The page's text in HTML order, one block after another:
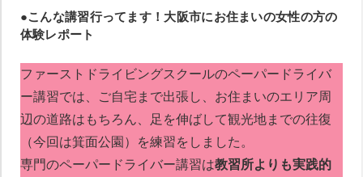
●こんな講習行ってます！大阪市にお住まいの女性の方の
体験レポート
ファーストドライビングスクールのペーパードライバ
ー講習では、ご自宅まで出張し、お住まいのエリア周
辺の道路はもちろん、足を伸ばして観光地までの往復
（今回は箕面公園）を練習をしました。
専門のペーパードライバー講習は教習所よりも実践的